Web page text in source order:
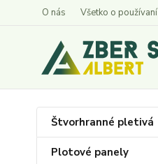
O nás Všetko o používaní
Štvorhranné pletivá
Plotové panely